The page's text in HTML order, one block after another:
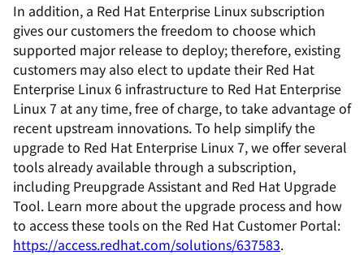
In addition, a Red Hat Enterprise Linux subscription
gives our customers the freedom to choose which
supported major release to deploy; therefore, existing
customers may also elect to update their Red Hat
Enterprise Linux 6 infrastructure to Red Hat Enterprise
Linux 7 at any time, free of charge, to take advantage of
recent upstream innovations. To help simplify the
upgrade to Red Hat Enterprise Linux 7, we offer several
tools already available through a subscription,
including Preupgrade Assistant and Red Hat Upgrade
Tool. Learn more about the upgrade process and how
to access these tools on the Red Hat Customer Portal:
https://access.redhat.com/solutions/637583.